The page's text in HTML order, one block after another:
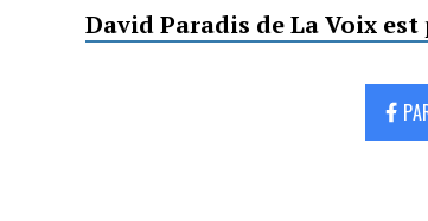
David Paradis de La Voix